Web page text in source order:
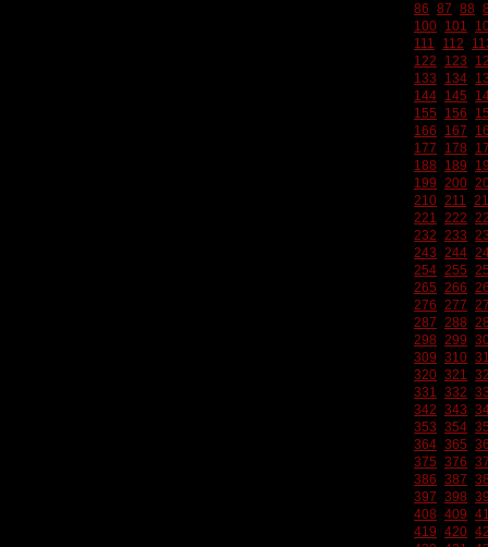
86 87 88
100 101
111
112
122
123
133
134
144 145
155
156
166
167
177
178
188
189
199 200
210 211
221 222
232 233
243 244
254 255
265 266
276 277
287 288
298 299
309 310
320 321
331 332
342 343
353 354
364 365
375 376
386 387
397 398
408 409
419 420